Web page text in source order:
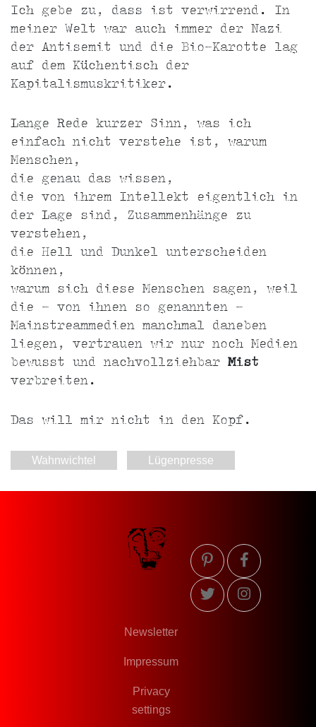
Ich gebe zu, dass ist verwirrend. In
meiner Welt war auch immer der Nazi
der Antisemit und die Bio-Karotte lag
auf dem Küchentisch der
Kapitalismuskritiker.
Lange Rede kurzer Sinn, was ich
einfach nicht verstehe ist, warum
Menschen,
die genau das wissen,
die von ihrem Intellekt eigentlich in
der Lage sind, Zusammenhänge zu
verstehen,
die Hell und Dunkel unterscheiden
können,
warum sich diese Menschen sagen, weil
die - von ihnen so genannten -
Mainstreammedien manchmal daneben
liegen, vertrauen wir nur noch Medien
bewusst und nachvollziehbar Mist
verbreiten.
Das will mir nicht in den Kopf.
Wahnwichtel Lügenpresse
Newsletter
Impressum
Privacy
settings